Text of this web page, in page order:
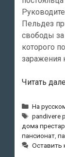
Пельдез
свободы за
которого
заражения
Читать
Рубрики
На
Метки
pandivere
дома
пансионат
Оставить